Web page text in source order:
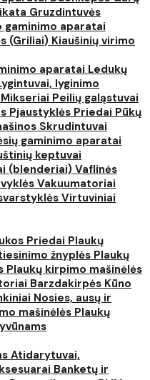
Gruzdintuvės
gaminimo aparatai
(Griliai) Kiaušinių virimo
aparatai Ledukų
lyginimo
Mikseriai Peilių galąstuvai
Pjaustyklės Priedai Pūkų
Skrudintuvai
gaminimo aparatai
keptuvai
(blenderiai) Vaflinės
Vakuumatoriai
Virtuviniai
Priedai Plaukų
žnyplės Plaukų
Plaukų kirpimo mašinėlės
Barzdakirpės Kūno
Nosies, ausų ir
mašinėlės Plaukų
Atidarytuvai,
Banketų ir